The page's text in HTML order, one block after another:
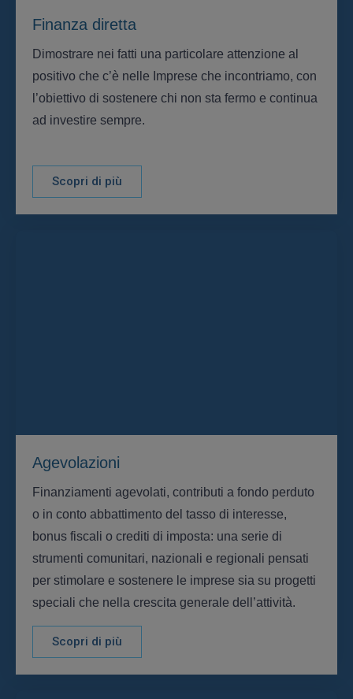
Finanza diretta
Dimostrare nei fatti una particolare attenzione al
positivo che c’è nelle Imprese che incontriamo, con
l’obiettivo di sostenere chi non sta fermo e continua
ad investire sempre.
Scopri di più
Agevolazioni
Finanziamenti agevolati, contributi a fondo perduto
o in conto abbattimento del tasso di interesse,
bonus fiscali o crediti di imposta: una serie di
strumenti comunitari, nazionali e regionali pensati
per stimolare e sostenere le imprese sia su progetti
speciali che nella crescita generale dell’attività.
Scopri di più